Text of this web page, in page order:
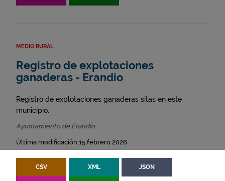
MEDIO RURAL
Registro de explotaciones
ganaderas - Erandio
Registro de explotaciones ganaderas sitas en este
municipio.
Ayuntamiento de Erandio
Última modificación 15 febrero 2026
CSV XML JSON